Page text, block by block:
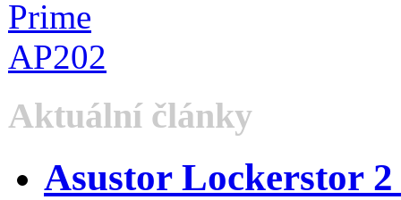
Aktuální články
Asustor Lockerstor